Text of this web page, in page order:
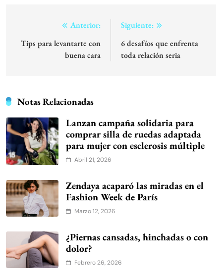
Navegación
de
Anterior:
Tips para levantarte con
buena cara
Siguiente:
6 desafíos que enfrenta
toda relación seria
Notas Relacionadas
Lanzan campaña solidaria para
comprar silla de ruedas adaptada
para mujer con esclerosis múltiple
Abril 21, 2026
Zendaya acaparó las miradas en el
Fashion Week de París
Marzo 12, 2026
¿Piernas cansadas, hinchadas o con
dolor?
Febrero 26, 2026